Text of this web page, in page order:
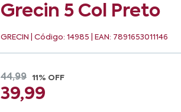
Grecin 5 Col Preto
GRECIN | Código: 14985 | EAN: 7891653011146
44,99 11% OFF
39,99